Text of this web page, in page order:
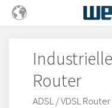
Router
ADSL / VDSL